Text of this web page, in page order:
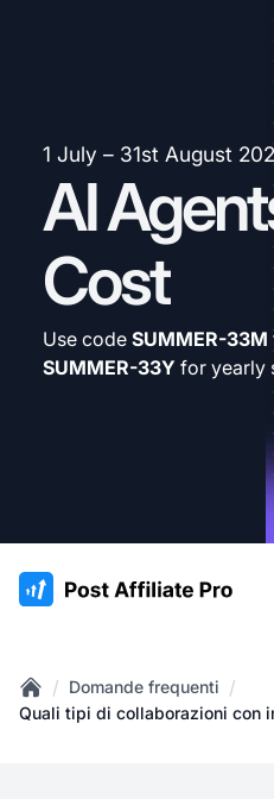
1 July – 31st August
AI
Cost
Use code SUMMER-33M
SUMMER-33Y for yearly
:site.title
Home
/ Domande frequenti /
Quali tipi di collaborazioni con